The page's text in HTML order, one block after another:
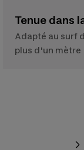
Tenue dans
Adapté au surf
plus d'un mètre